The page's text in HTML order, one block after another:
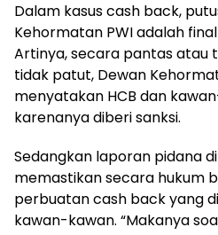
Dalam kasus cash back,
Kehormatan PWI adalah
Artinya, secara pantas atau
tidak patut, Dewan
menyatakan HCB dan
karenanya diberi sanksi.
Sedangkan laporan pidana
memastikan secara hukum
perbuatan cash back yang
kawan-kawan. “Makanya